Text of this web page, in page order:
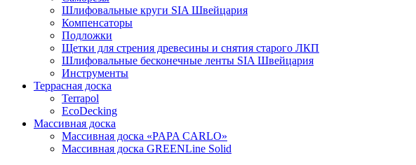
Шлифовальные круги SIA Швейцария
Компенсаторы
Подложки
Щетки для стрения древесины и снятия старого ЛКП
Шлифовальные бесконечные ленты SIA Швейцария
Инструменты
Террасная доска
Terrapol
EcoDecking
Массивная доска
Массивная доска «PAPA CARLO»
Массивная доска GREENLine Solid